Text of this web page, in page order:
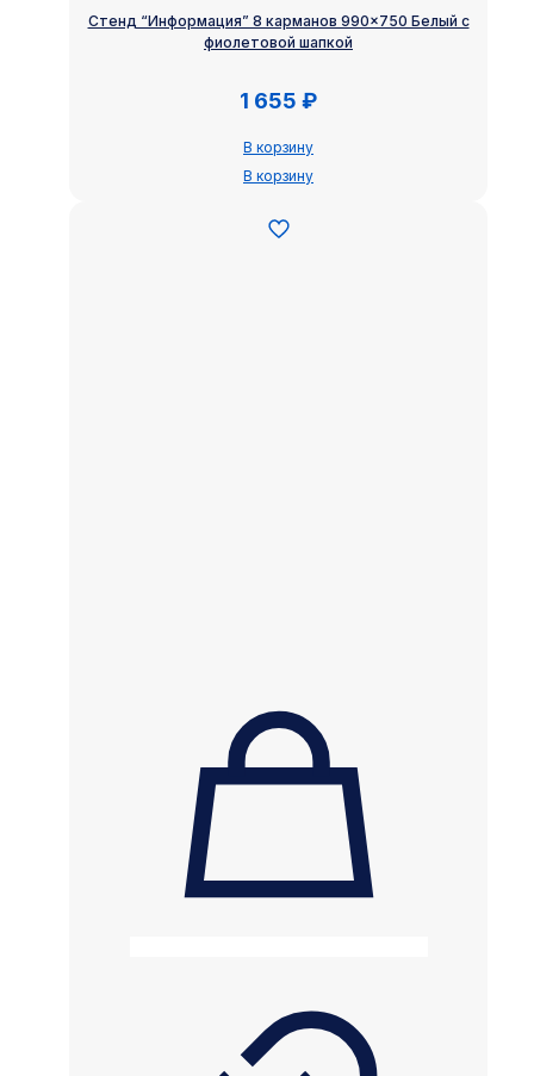
Стенд “Информация” 8 карманов 990×750 Белый с
фиолетовой шапкой
1 655 ₽
В корзину
В корзину